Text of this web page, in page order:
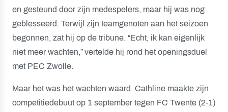
en gesteund door zijn medespelers, maar hij was nog
geblesseerd. Terwijl zijn teamgenoten aan het seizoen
begonnen, zat hij op de tribune. “Echt, ik kan eigenlijk
niet meer wachten,” vertelde hij rond het openingsduel
met PEC Zwolle.
Maar het was het wachten waard. Cathline maakte zijn
competitiedebuut op 1 september tegen FC Twente (2-1)